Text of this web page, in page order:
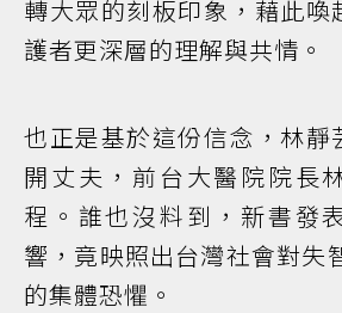
轉大眾的刻板印象，藉此喚
護者更深層的理解與共情。
也正是基於這份信念，林靜
開丈夫，前台大醫院院長
程。誰也沒料到，新書發
響，竟映照出台灣社會對失
的集體恐懼。